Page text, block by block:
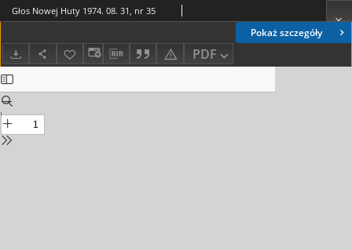
Pokaż szczegóły
PDF
Głos Nowej Huty 1974. 08. 31, nr 35